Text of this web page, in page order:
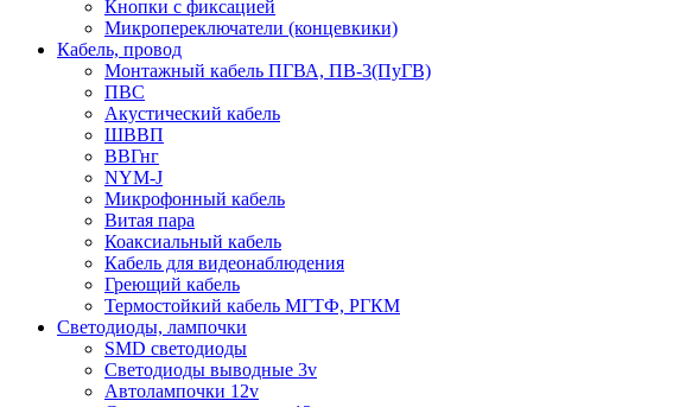
Кнопки с фиксацией
Микропереключатели (концевкики)
Кабель, провод
Монтажный кабель ПГВА, ПВ-3(ПуГВ)
ПВС
Акустический кабель
ШВВП
ВВГнг
NYM-J
Микрофонный кабель
Витая пара
Коаксиальный кабель
Кабель для видеонаблюдения
Греющий кабель
Термостойкий кабель МГТФ, РГКМ
Светодиоды, лампочки
SMD светодиоды
Светодиоды выводные 3v
Автолампочки 12v